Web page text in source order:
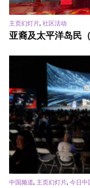
主页幻灯片, 社区活动
亚裔及太平洋岛民
中国频道, 主页幻灯片, 今日中